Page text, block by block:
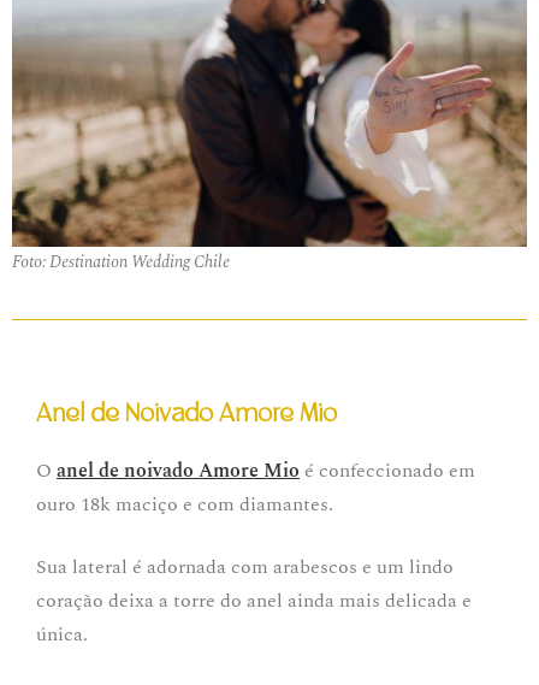
Foto: Destination Wedding Chile
Anel de Noivado Amore Mio
O anel de noivado Amore Mio é confeccionado em
ouro 18k maciço e com diamantes.
Sua lateral é adornada com arabescos e um lindo
coração deixa a torre do anel ainda mais delicada e
única.